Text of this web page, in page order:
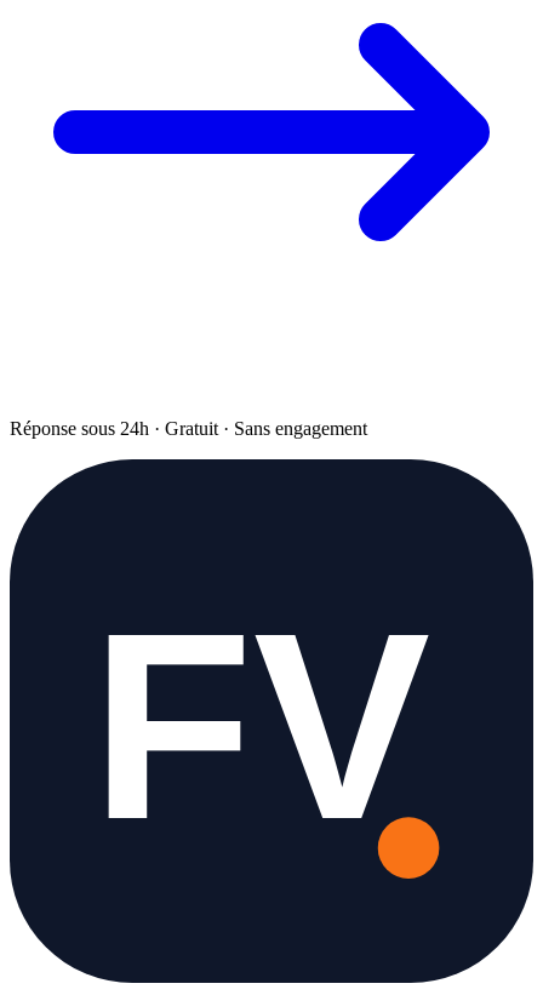
Réponse sous 24h · Gratuit · Sans engagement
FV